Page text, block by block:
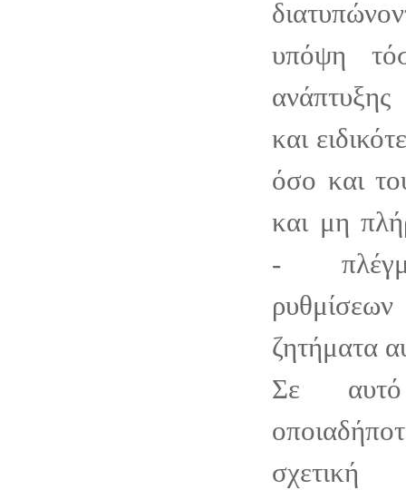
υπόψη
και
όσο και
και μη
-
ζητήματα
Σε